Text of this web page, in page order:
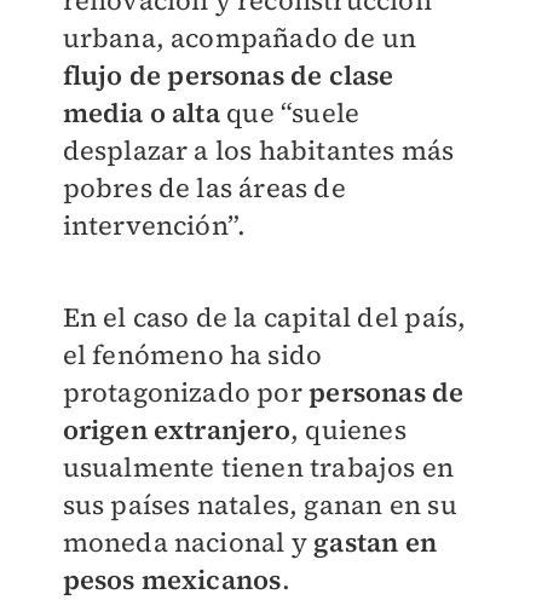
urbana, acompañado de un
flujo de personas de clase
media o altaque “suele
desplazar a los habitantes más
pobres de las áreas de
intervención”.
En el caso de la capital del país,
el fenómeno ha sido
protagonizado porpersonas de
origen extranjero, quienes
usualmente tienen trabajos en
sus países natales, ganan en su
moneda nacional y gastan en
pesos mexicanos.